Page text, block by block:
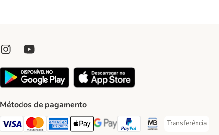
Métodos de pagamento
Visa Payment Method
Mastercard Payment Method
American Express Payment Method
Apple Pay Payment Method
Google Pay Payment Method
PayPal Payment Method
Multibanco Payment
Transferência
Transferência